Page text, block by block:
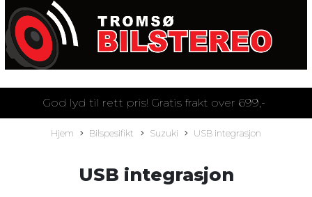
God lyd til rett pris! Gratis frakt over 699,-
Hjem Bilspesifikt Suzuki USB integrasjon
USB integrasjon